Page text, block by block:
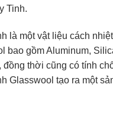
Tinh.
là một vật liệu cách
bao gồm Aluminum,
đồng thời cũng có tính
Glasswool tạo ra một